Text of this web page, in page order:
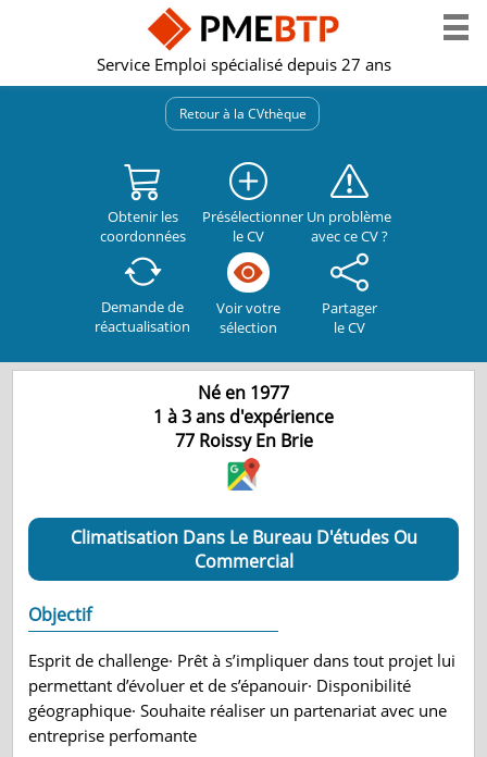
Service Emploi spécialisé depuis 27 ans
Retour à la CVthèque
Obtenir les
coordonnées
Présélectionner
le CV
Un problème
avec ce CV ?
Demande de
réactualisation
Voir votre
sélection
Partager
le CV
Né en 1977
1 à 3 ans d'expérience
77 Roissy En Brie
Climatisation Dans Le Bureau D'études Ou
Commercial
Objectif
Esprit de challenge· Prêt à s’impliquer dans tout projet lui
permettant d’évoluer et de s’épanouir· Disponibilité
géographique· Souhaite réaliser un partenariat avec une
entreprise perfomante